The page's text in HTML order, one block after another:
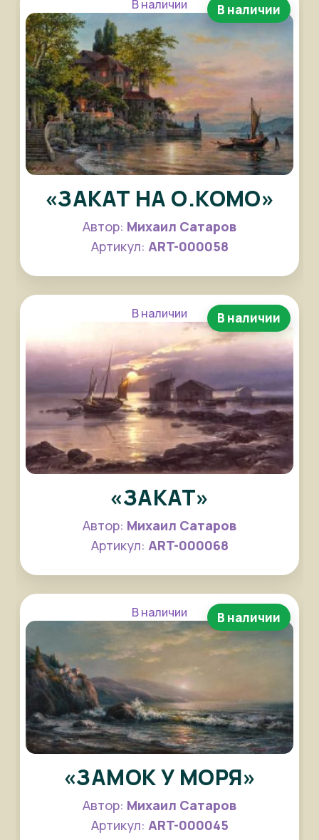
В наличии
В наличии
«ЗАКАТ НА О.КОМО»
Автор: Михаил Сатаров
Артикул: ART-000058
В наличии
В наличии
«ЗАКАТ»
Автор: Михаил Сатаров
Артикул: ART-000068
В наличии
В наличии
«ЗАМОК У МОРЯ»
Автор: Михаил Сатаров
Артикул: ART-000045